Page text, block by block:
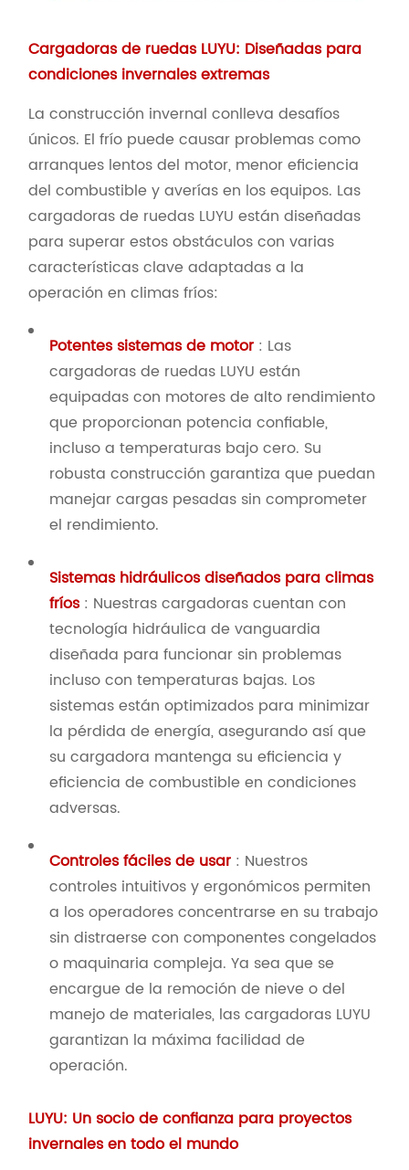
Cargadoras de ruedas LUYU: Diseñadas para
condiciones invernales extremas
La construcción invernal conlleva desafíos
únicos. El frío puede causar problemas como
arranques lentos del motor, menor eficiencia
del combustible y averías en los equipos. Las
cargadoras de ruedas LUYU están diseñadas
para superar estos obstáculos con varias
características clave adaptadas a la
operación en climas fríos:
Potentes sistemas de motor : Las
cargadoras de ruedas LUYU están
equipadas con motores de alto rendimiento
que proporcionan potencia confiable,
incluso a temperaturas bajo cero. Su
robusta construcción garantiza que puedan
manejar cargas pesadas sin comprometer
el rendimiento.
Sistemas hidráulicos diseñados para climas
fríos: Nuestras cargadoras cuentan con
tecnología hidráulica de vanguardia
diseñada para funcionar sin problemas
incluso con temperaturas bajas. Los
sistemas están optimizados para minimizar
la pérdida de energía, asegurando así que
su cargadora mantenga su eficiencia y
eficiencia de combustible en condiciones
adversas.
Controles fáciles de usar : Nuestros
controles intuitivos y ergonómicos permiten
a los operadores concentrarse en su trabajo
sin distraerse con componentes congelados
o maquinaria compleja. Ya sea que se
encargue de la remoción de nieve o del
manejo de materiales, las cargadoras LUYU
garantizan la máxima facilidad de
operación.
LUYU: Un socio de confianza para proyectos
invernales en todo el mundo